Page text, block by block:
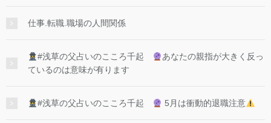
仕事.転職.職場の人間関係
#浅草の父占いのこころ千起
あなたの親指が大きく反っ
ているのは意味が有ります
#浅草の父占いのこころ千起 5月は衝動的退職注意